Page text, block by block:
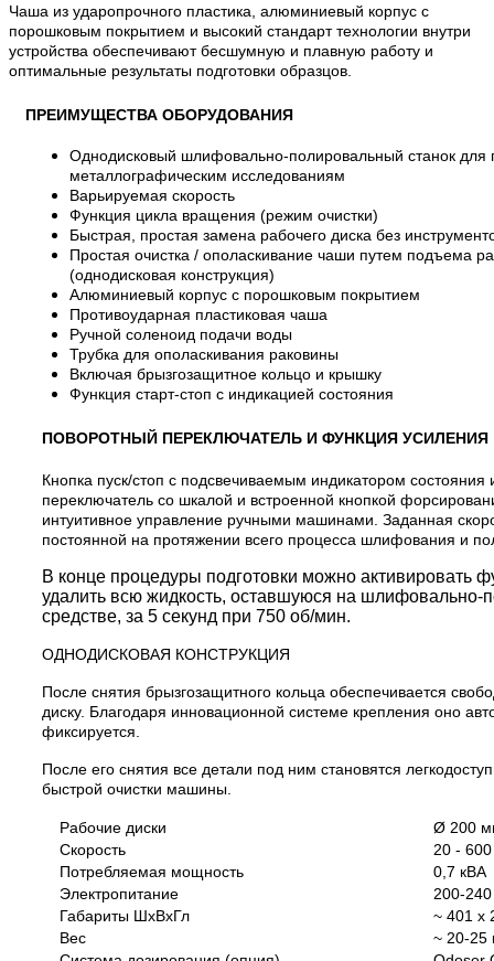
Чаша из ударопрочного пластика, алюминиевый корпус с
порошковым покрытием и высокий стандарт технологии внутри
устройства обеспечивают бесшумную и плавную работу и
оптимальные результаты подготовки образцов.
ПРЕИМУЩЕСТВА ОБОРУДОВАНИЯ
Однодисковый шлифовально-полировальный станок для
металлографическим исследованиям
Варьируемая скорость
Функция цикла вращения (режим очистки)
Быстрая, простая замена рабочего диска без
Простая очистка / ополаскивание чаши путем подъема
(однодисковая конструкция)
Алюминиевый корпус с порошковым покрытием
Противоударная пластиковая чаша
Ручной соленоид подачи воды
Трубка для ополаскивания раковины
Включая брызгозащитное кольцо и крышку
Функция старт-стоп с индикацией состояния
ПОВОРОТНЫЙ ПЕРЕКЛЮЧАТЕЛЬ И ФУНКЦИЯ УСИЛЕНИЯ
Кнопка пуск/стоп с подсвечиваемым индикатором состояния
переключатель со шкалой и встроенной кнопкой
интуитивное управление ручными машинами. Заданная
постоянной на протяжении всего процесса шлифования и
В конце процедуры подготовки можно активировать
удалить всю жидкость, оставшуюся на шлифовально-
средстве, за 5 секунд при 750 об/мин.
ОДНОДИСКОВАЯ КОНСТРУКЦИЯ
После снятия брызгозащитного кольца обеспечивается
диску. Благодаря инновационной системе крепления оно
фиксируется.
После его снятия все детали под ним становятся
быстрой очистки машины.
Рабочие диски
Ø 200
Скорость
20 -
Потребляемая мощность
0,7 кВА
Электропитание
200-
Габариты ШхВхГл
~ 401 x
Вес
~ 20-25